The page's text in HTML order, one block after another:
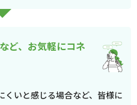
ど、お気軽にコネ
くいと感じる場合など、皆様に